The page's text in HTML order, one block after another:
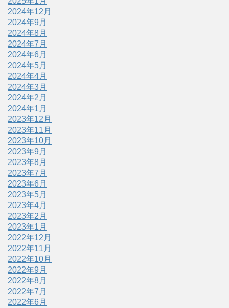
2024年12月
2024年9月
2024年8月
2024年7月
2024年6月
2024年5月
2024年4月
2024年3月
2024年2月
2024年1月
2023年12月
2023年11月
2023年10月
2023年9月
2023年8月
2023年7月
2023年6月
2023年5月
2023年4月
2023年2月
2023年1月
2022年12月
2022年11月
2022年10月
2022年9月
2022年8月
2022年7月
2022年6月